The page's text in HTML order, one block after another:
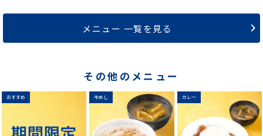
メニュー 一覧を見る
その他のメニュー
おすすめ 牛めし カレー